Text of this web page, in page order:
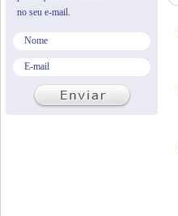
no seu e-mail.